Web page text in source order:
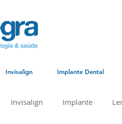
Invisalign Implante Dental
Invisalign Implante